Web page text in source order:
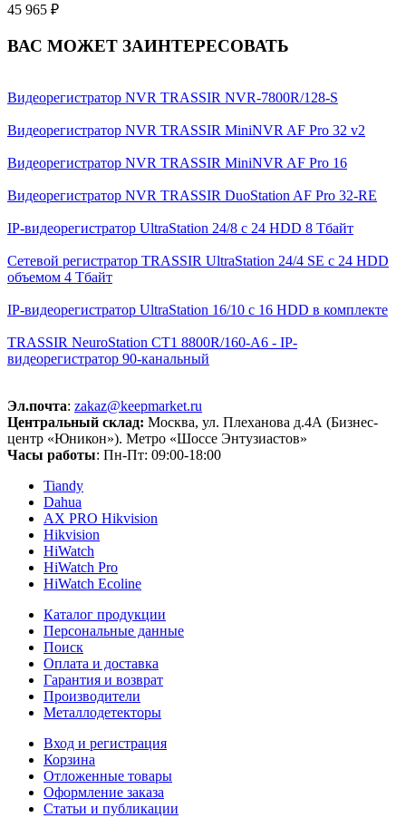
45 965 ₽
ВАС МОЖЕТ ЗАИНТЕРЕСОВАТЬ
Видеорегистратор NVR TRASSIR NVR-7800R/128-S
Видеорегистратор NVR TRASSIR MiniNVR AF Pro 32 v2
Видеорегистратор NVR TRASSIR MiniNVR AF Pro 16
Видеорегистратор NVR TRASSIR DuoStation AF Pro 32-RE
IP-видеорегистратор UltraStation 24/8 с 24 HDD 8 Тбайт
Сетевой регистратор TRASSIR UltraStation 24/4 SE с 24 HDD
объемом 4 Тбайт
IP-видеорегистратор UltraStation 16/10 с 16 HDD в комплекте
TRASSIR NeuroStation CT1 8800R/160-A6 - IP-
видеорегистратор 90-канальный
Эл.почта: zakaz@keepmarket.ru
Центральный склад: Москва, ул. Плеханова д.4А (Бизнес-
центр «Юникон»). Метро «Шоссе Энтузиастов»
Часы работы: Пн-Пт: 09:00-18:00
Tiandy
Dahua
AX PRO Hikvision
Hikvision
HiWatch
HiWatch Pro
HiWatch Ecoline
Каталог продукции
Персональные данные
Поиск
Оплата и доставка
Гарантия и возврат
Производители
Металлодетекторы
Вход и регистрация
Корзина
Отложенные товары
Оформление заказа
Статьи и публикации